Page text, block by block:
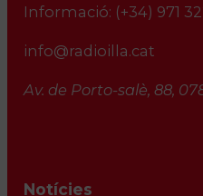
Informació: (+34) 971
info@radioilla.cat
Av. de Porto-salè, 88,
Notícies